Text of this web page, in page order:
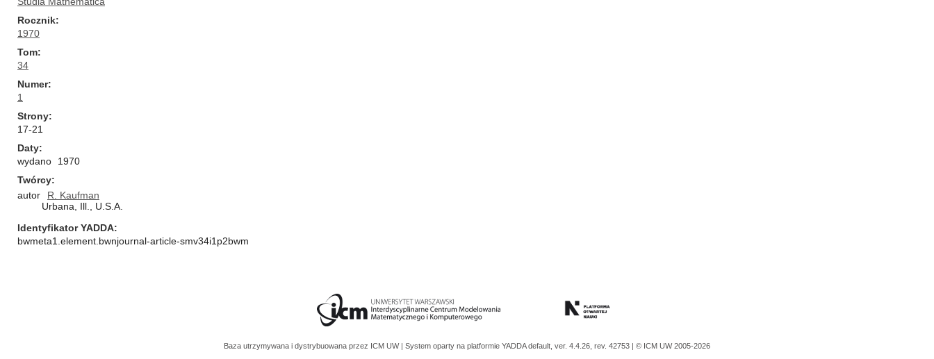
Rocznik
1970
Tom
34
Numer
1
Strony
17-21
Daty
wydano
1970
Twórcy
autor
R. Kaufman
Urbana, Ill., U.S.A.
Identyfikator YADDA
bwmeta1.element.bwnjournal-article-smv34i1p2bwm
Baza utrzymywana i dystrybuowana przez ICM UW | System oparty na platformie YADDAdefault, ver. 4.4.26, rev. 42753 | © ICM UW 2005-2026